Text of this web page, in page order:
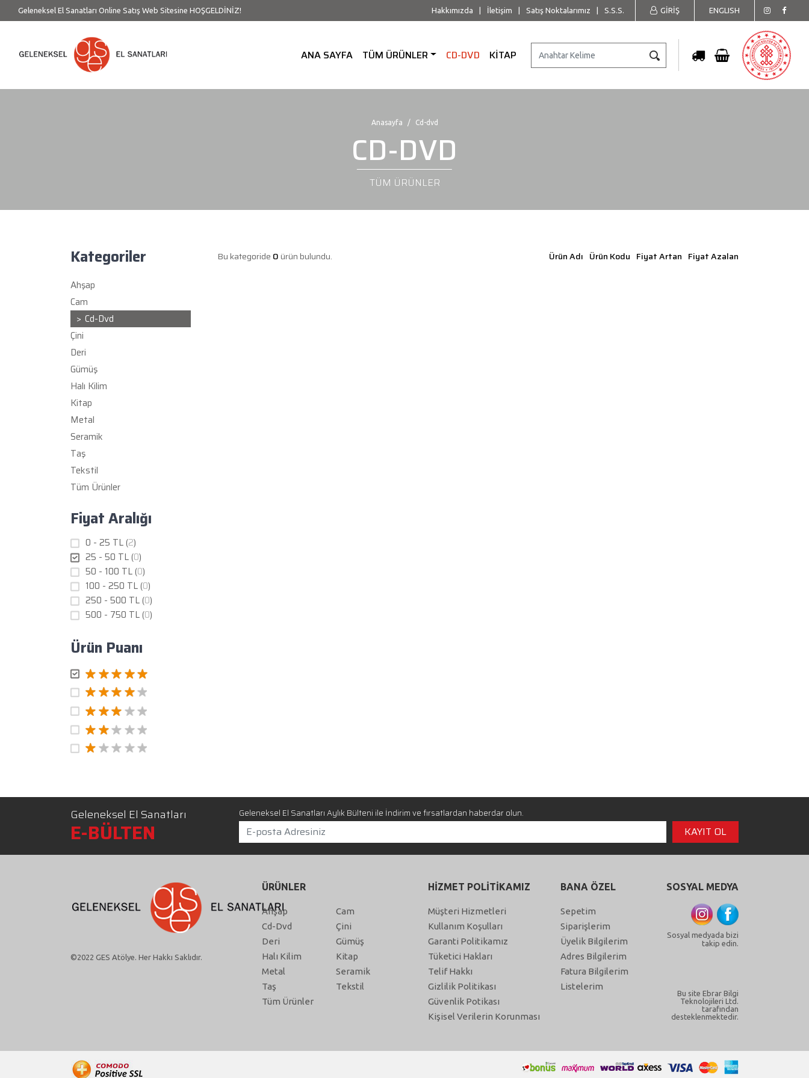
Geleneksel El Sanatları Online Satış Web Sitesine HOŞGELDİNİZ! ENGLISH
GİRİŞ
Hakkımızda İletişim Satış Noktalarımız S.S.S.
ANA SAYFA TÜM ÜRÜNLER CD-DVD KİTAP
Anasayfa Cd-dvd
CD-DVD
TÜM ÜRÜNLER
Kategoriler
Ahşap
Cam
Cd-Dvd
Çini
Deri
Gümüş
Halı Kilim
Kitap
Metal
Seramik
Taş
Tekstil
Tüm Ürünler
Fiyat Aralığı
0 - 25 TL (2)
25 - 50 TL (0)
50 - 100 TL (0)
100 - 250 TL (0)
250 - 500 TL (0)
500 - 750 TL (0)
Ürün Puanı
Bu kategoride 0ürün bulundu. Ürün Adı Ürün Kodu Fiyat Artan Fiyat Azalan
Geleneksel El Sanatları
E-BÜLTEN
Geleneksel El Sanatları Aylık Bülteni ile İndirim ve fırsatlardan haberdar olun.
©2022 GES Atölye. Her Hakkı Saklıdır.
ÜRÜNLER
Ahşap
Cam
Cd-Dvd
Çini
Deri
Gümüş
Halı Kilim
Kitap
Metal
Seramik
Taş
Tekstil
Tüm Ürünler
HİZMET POLİTİKAMIZ
Müşteri Hizmetleri
Kullanım Koşulları
Garanti Politikamız
Tüketici Hakları
Telif Hakkı
Gizlilik Politikası
Güvenlik Potikası
Kişisel Verilerin Korunması
BANA ÖZEL
Sepetim
Siparişlerim
Üyelik Bilgilerim
Adres Bilgilerim
Fatura Bilgilerim
Listelerim
SOSYAL MEDYA
Sosyal medyada bizi
takip edin.
Bu site Ebrar Bilgi
Teknolojileri Ltd.
tarafından
desteklenmektedir.